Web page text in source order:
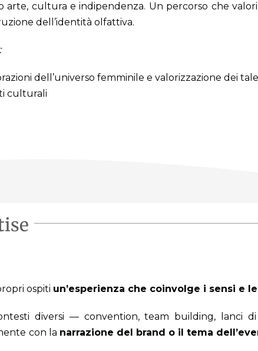
arte, cultura e indipendenza. Un percorso che
dell’identità olfattiva.
dell’universo femminile e valorizzazione dei
culturali
ospiti un’esperienza che coinvolge i sensi e
diversi — convention, team building, lanci
con la narrazione del brand o il tema